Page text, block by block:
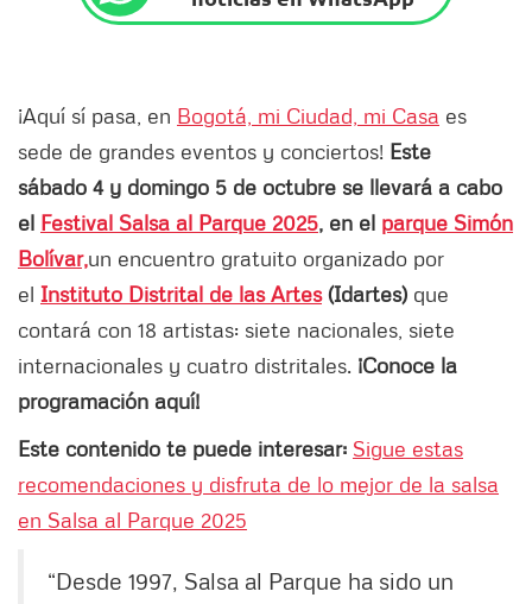
¡Aquí sí pasa, en Bogotá, mi Ciudad, mi Casa es
sede de grandes eventos y conciertos! Este
sábado 4 y domingo 5 de octubre se llevará a cabo
el Festival Salsa al Parque 2025, en el parque Simón
Bolívar,un encuentro gratuito organizado por
el Instituto Distrital de las Artes(Idartes) que
contará con 18 artistas: siete nacionales, siete
internacionales y cuatro distritales. ¡Conoce la
programación aquí!
Este contenido te puede interesar: Sigue estas
recomendaciones y disfruta de lo mejor de la salsa
en Salsa al Parque 2025
“Desde 1997, Salsa al Parque ha sido un